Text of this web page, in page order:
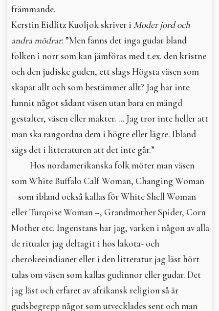
främmande.
Kerstin Eidlitz Kuoljok skriver i Moder jord och
andra mödrar: ”Men fanns det inga gudar bland
folken i norr som kan jämföras med t.ex. den kristne
och den judiske guden, ett slags Högsta väsen som
skapat allt och som bestämmer allt? Jag har inte
funnit något sådant väsen utan bara en mängd
gestalter, väsen eller makter. … Jag tror inte heller att
man ska rangordna dem i högre eller lägre. Ibland
sägs det i litteraturen att det inte går.”
Hos nordamerikanska folk möter man väsen
som White Buffalo Calf Woman, Changing Woman
– som ibland också kallas för White Shell Woman
eller Turqoise Woman –, Grandmother Spider, Corn
Mother etc. Ingenstans har jag, varken i någon av alla
de ritualer jag deltagit i hos lakota- och
cherokeeindianer eller i den litteratur jag läst hört
talas om väsen som kallas gudinnor eller gudar. Det
jag läst och erfaret av afrikansk religion så är
gudsbegrepp något som utvecklades sent och man